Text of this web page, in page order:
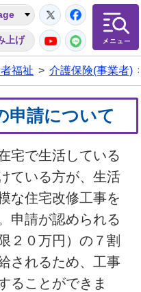
上げ
Twitter
YouTube
LINE
福祉 > 介護保険(事業者)
申請について
宅で生活している
ている方が、生活
な住宅改修工事を
申請が認められる
２０万円）の７割
されるため、工事
ることができま